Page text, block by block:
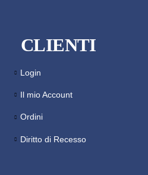
CLIENTI
Login
Il mio Account
Ordini
Diritto di Recesso